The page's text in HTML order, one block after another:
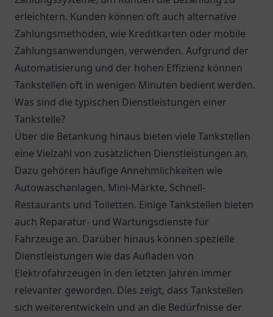
erleichtern. Kunden können oft auch alternative
Zahlungsmethoden, wie Kreditkarten oder mobile
Zahlungsanwendungen, verwenden. Aufgrund der
Automatisierung und der hohen Effizienz können
Tankstellen oft in wenigen Minuten bedient werden.
Was sind die typischen Dienstleistungen einer
Tankstelle?
Über die Betankung hinaus bieten viele Tankstellen
eine Vielzahl von zusätzlichen Dienstleistungen an.
Dazu gehören häufige Annehmlichkeiten wie
Autowaschanlagen, Mini-Märkte, Schnell-
Restaurants und Toiletten. Einige Tankstellen bieten
auch Reparatur- und Wartungsdienste für
Fahrzeuge an. Darüber hinaus können spezielle
Dienstleistungen wie das Aufladen von
Elektrofahrzeugen in den letzten Jahren immer
relevanter geworden. Dies zeigt, dass Tankstellen
sich weiterentwickeln und an die Bedürfnisse der